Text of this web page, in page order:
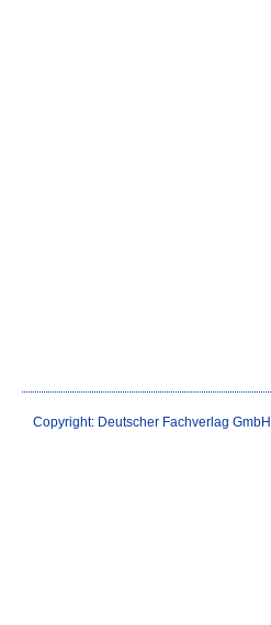
Copyright: Deutscher Fachverlag GmbH